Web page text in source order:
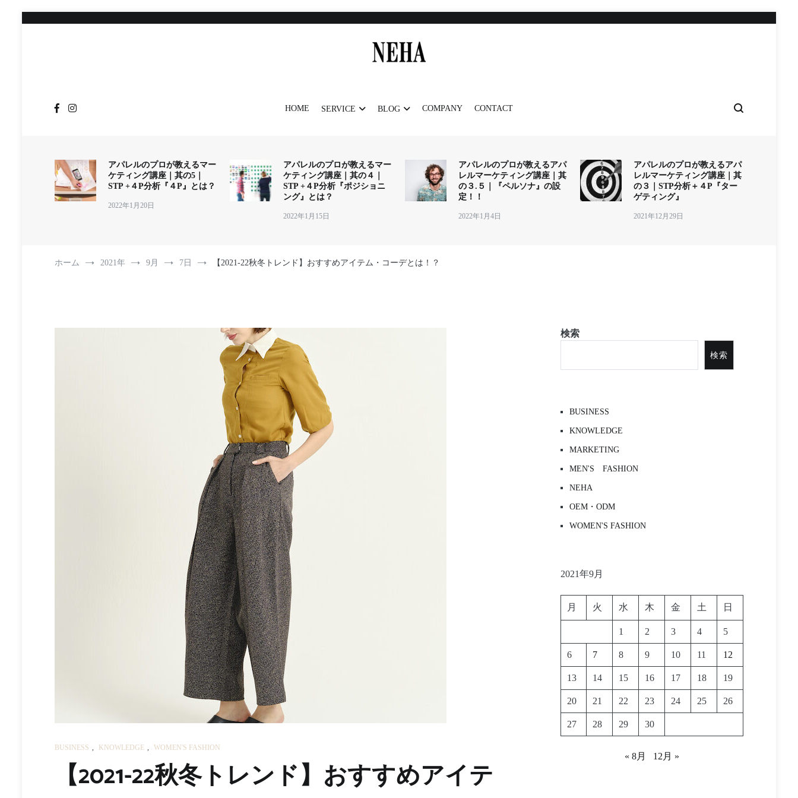
HOME SERVICE BLOG COMPANY CONTACT
アパレルのプロが教えるマー
ケティング講座｜其の5｜
STP +４P分析『４P』とは？
2022年1月20日
アパレルのプロが教えるマー
ケティング講座｜其の４｜
STP +４P分析『ポジショニ
ング』とは？
2022年1月15日
アパレルのプロが教えるアパ
レルマーケティング講座｜其
の３.５｜『ペルソナ』の設
定！！
2022年1月4日
アパレルのプロが教えるアパ
レルマーケティング講座｜其
の３｜STP分析＋４P『ター
ゲティング』
2021年12月29日
ホーム 2021年 9月 7日 【2021-22秋冬トレンド】おすすめアイテム・コーデとは！？
BUSINESS , KNOWLEDGE , WOMEN'S FASHION
【2021-22秋冬トレンド】おすすめアイテ
検索
検索
BUSINESS
KNOWLEDGE
MARKETING
MEN'S FASHION
NEHA
OEM・ODM
WOMEN'S FASHION
2021年9月
月 火 水 木 金 土 日
1 2 3 4 5
6 7 8 9 10 11 12
13 14 15 16 17 18 19
20 21 22 23 24 25 26
27 28 29 30
« 8月 12月 »